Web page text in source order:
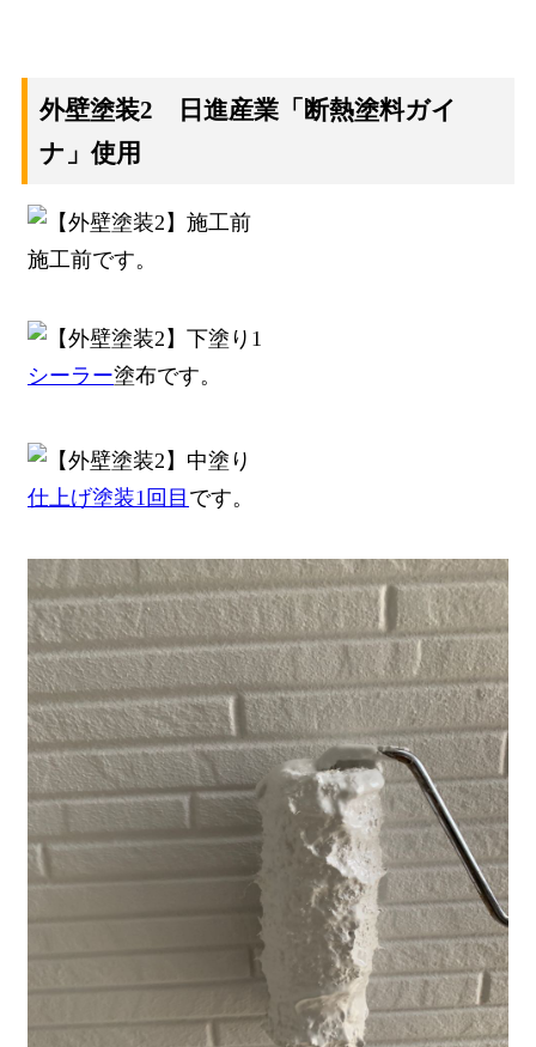
外壁塗装2 日進産業「断熱塗料ガイ
ナ」使用
施工前です。
シーラー塗布です。
仕上げ塗装1回目 です。